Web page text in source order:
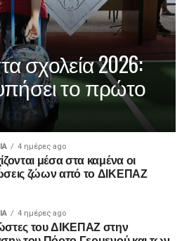
σχολεία 2026:
το πρώτο
4 ημέρες ago
μέσα στα καμένα οι
ζώων από το ΔΙΚΕΠΑΖ
4 ημέρες ago
του ΔΙΚΕΠΑΖ στην